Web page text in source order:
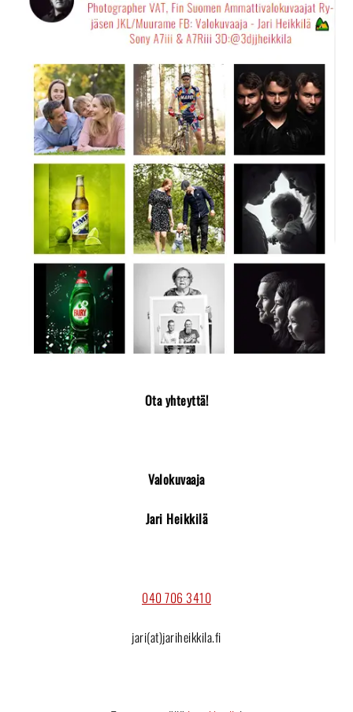
Ota yhteyttä!
Valokuvaaja
Jari Heikkilä
040 706 3410
jari(at)jariheikkila.fi